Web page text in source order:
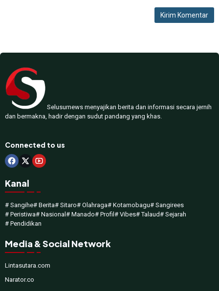
Selusurnews menyajikan berita dan informasi secara jernih
dan bermakna, hadir dengan sudut pandang yang khas.
Connected to us
Kanal
# Sangihe# Berita# Sitaro# Olahraga# Kotamobagu# Sangirees
# Peristiwa# Nasional# Manado# Profil# Vibes# Talaud# Sejarah
# Pendidikan
Media & Social Network
Lintasutara.com
Narator.co